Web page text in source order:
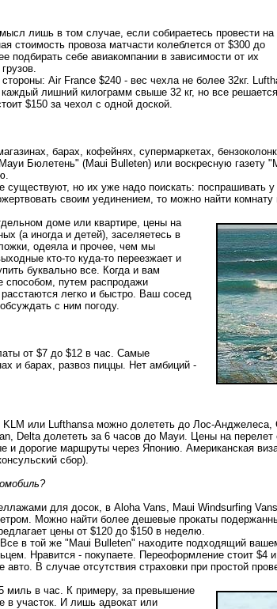
лишь в том случае, если собираетесь провести на
стоимость провоза матчасти колеблется от $300 до
подбирать себе авиакомпании в зависимости от их
Air France $240 - вес чехла не более 32кг.
лишний килограмм свыше 32 кг, но все
$150 за чехол с одной доской.
барах, кофейнях, супермаркетах,
Бюлетень" (Maui Bulleten) или воскресную газету
но их уже надо поискать: поспрашивать
своим уединением, то можно найти
доме или квартире, цены на
(а иногда и детей), заселяетесь в
одеяла и прочее, чем мы
кто-то куда-то переезжает и
буквально все. Когда и вам
способом, путем распродажи
легко и быстро. Ваш сосед
с ним погоду.
от $7 до $12 в час. Самые
и барах, развоз пиццы. Нет амбиций -
или Lufthansa можно долететь до Лос-
Delta долететь за 6 часов до Мауи. Цены на
дорогие маршруты через Японию. Американская виза
сбор).
для досок, в Aloha Vans, Maui Windsurfing
Можно найти более дешевые прокаты
цены от $120 до $150 в неделю.
в той же "Maui Bulleten" находите подходящий
Нравится - покупаете. Переоформление стоит $4
авто. В случае отсутствия страховки при простой
миль в час. К примеру, за превышение
в участок. И лишь адвокат или